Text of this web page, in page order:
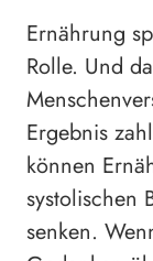
Ernährung
Rolle. Und
Ergebnis
können
systolischen
senken.